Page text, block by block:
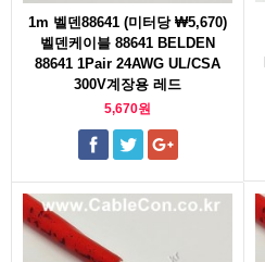
1m 벨덴88641 (미터당 ₩5,670)
벨덴케이블 88641 BELDEN
88641 1Pair 24AWG UL/CSA
300V계장용 레드
5,670원